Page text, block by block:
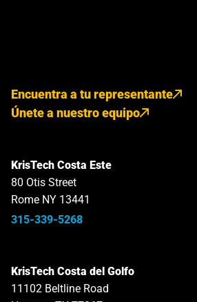
Encuentra a tu representante
Únete a nuestro equipo
KrisTech Costa Este
80 Otis Street
Rome NY 13441
315-339-5268
KrisTech Costa del Golfo
11102 Beltline Road